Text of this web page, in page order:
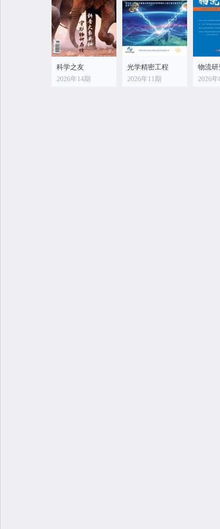
文体用品与科技
2026年07期
文体用品与科技
2026年06期
2026
科学之友
2026年14期
光学精密工程
2026年11期
物流研
2026年